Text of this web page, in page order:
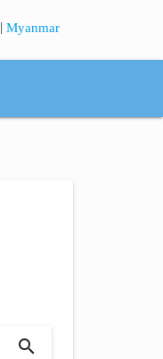
|Myanmar
search